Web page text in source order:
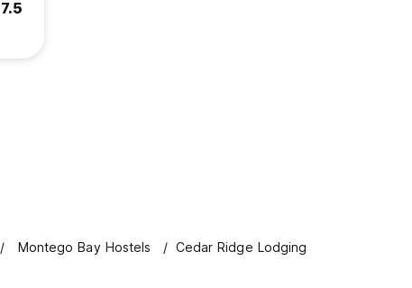
7.5
Montego Bay Hostels Cedar Ridge Lodging